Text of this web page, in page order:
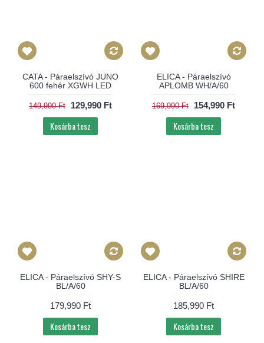
CATA - Páraelszívó JUNO
600 fehér XGWH LED
149,990 Ft 129,990 Ft
Kosárba tesz
ELICA - Páraelszívó
APLOMB WH/A/60
169,990 Ft 154,990 Ft
Kosárba tesz
ELICA - Páraelszívó SHY-S
BL/A/60
179,990 Ft
Kosárba tesz
ELICA - Páraelszívó SHIRE
BL/A/60
185,990 Ft
Kosárba tesz